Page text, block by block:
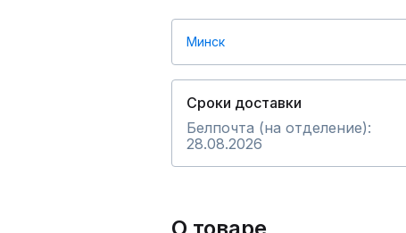
Минск
Сроки доставки
Белпочта (на отделение):
28.08.2026